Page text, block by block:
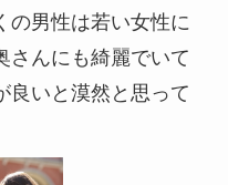
の男性は若い女性に
さんにも綺麗でいて
良いと漠然と思って